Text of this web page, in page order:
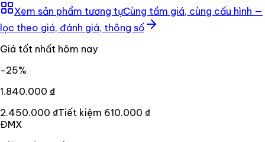
Xem sản phẩm tương tựCùng tầm giá, cùng cấu hình —
lọc theo giá, đánh giá, thông số
Giá tốt nhất hôm nay
−25%
1.840.000 ₫
2.450.000 ₫Tiết kiệm 610.000 ₫
ĐMX